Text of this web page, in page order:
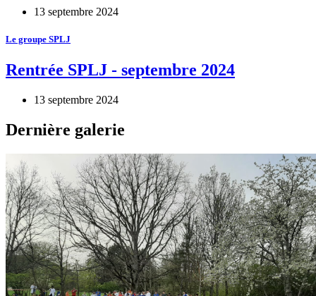
13 septembre 2024
Le groupe SPLJ
Rentrée SPLJ - septembre 2024
13 septembre 2024
Dernière galerie